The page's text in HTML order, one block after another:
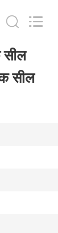
सील
सील